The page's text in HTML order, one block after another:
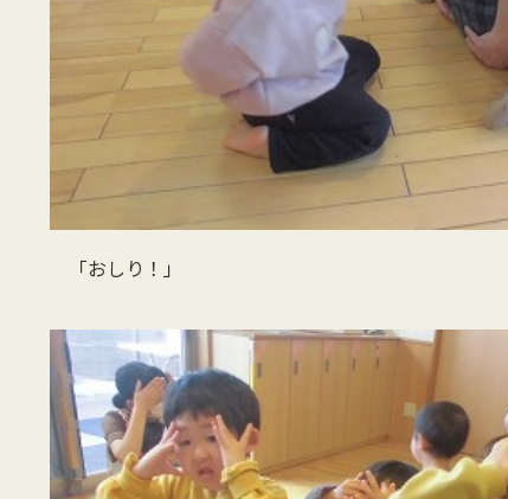
「おしり！」